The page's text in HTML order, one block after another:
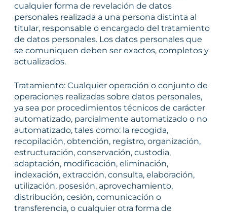
cualquier forma de revelación de datos
personales realizada a una persona distinta al
titular, responsable o encargado del tratamiento
de datos personales. Los datos personales que
se comuniquen deben ser exactos, completos y
actualizados.
Tratamiento: Cualquier operación o conjunto de
operaciones realizadas sobre datos personales,
ya sea por procedimientos técnicos de carácter
automatizado, parcialmente automatizado o no
automatizado, tales como: la recogida,
recopilación, obtención, registro, organización,
estructuración, conservación, custodia,
adaptación, modificación, eliminación,
indexación, extracción, consulta, elaboración,
utilización, posesión, aprovechamiento,
distribución, cesión, comunicación o
transferencia, o cualquier otra forma de